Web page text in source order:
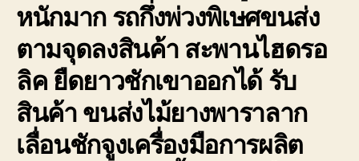
หนักมาก รถกึ่งพ่วงพิเษศขนส่ง
ตามจุดลงสินค้า สะพานไฮดรอ
ลิค ยืดยาวชักเขาออกได้ รับ
สินค้า ขนส่งไม้ยางพาราลาก
เลื่อนชักจูงเครื่องมือการผลิต